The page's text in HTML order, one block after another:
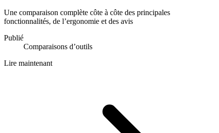
Une comparaison complète côte à côte des principales
fonctionnalités, de l’ergonomie et des avis
Publié
Comparaisons d’outils
Lire maintenant